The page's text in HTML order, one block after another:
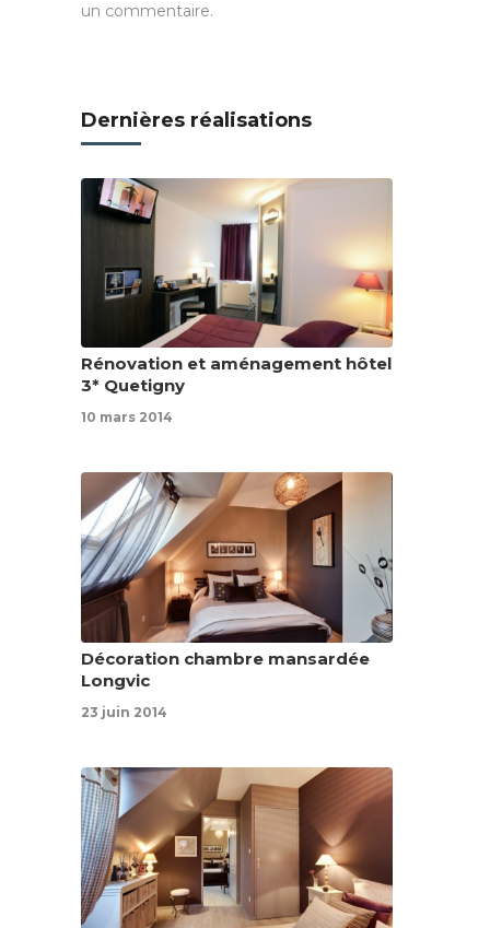
un commentaire.
Dernières réalisations
Rénovation et aménagement hôtel
3* Quetigny
10 mars 2014
Décoration chambre mansardée
Longvic
23 juin 2014